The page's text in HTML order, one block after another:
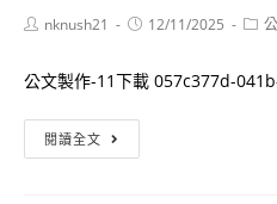
習
期
識
通
Postnknush21
Post12/11/2025
Post
公文製作-11下載 057c377d-
閱讀全文
教